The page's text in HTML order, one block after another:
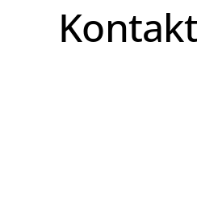
Kontakt